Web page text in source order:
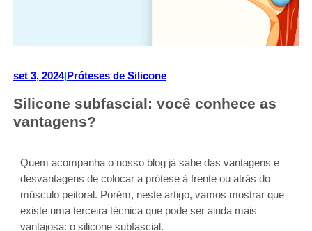
set 3, 2024| Próteses de Silicone
Silicone subfascial: você conhece as
vantagens?
Quem acompanha o nosso blog já sabe das vantagens e
desvantagens de colocar a prótese à frente ou atrás do
músculo peitoral. Porém, neste artigo, vamos mostrar que
existe uma terceira técnica que pode ser ainda mais
vantajosa: o silicone subfascial.